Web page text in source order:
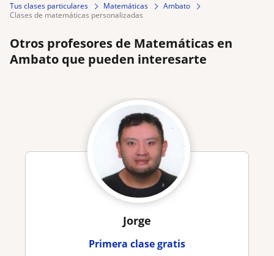
Tus clases particulares Matemáticas
Ambato
clases de matemáticas personalizadas
Otros profesores de Matemáticas en
Ambato que pueden interesarte
Jorge
Primera clase gratis